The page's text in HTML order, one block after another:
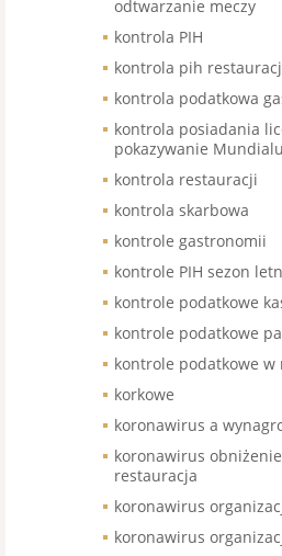
odtwarzanie meczy
kontrola PIH
kontrola pih
kontrola podatkowa
kontrola posiadania
pokazywanie Mundialu
kontrola restauracji
kontrola skarbowa
kontrole gastronomii
kontrole PIH sezon
kontrole podatkowe
kontrole podatkowe
kontrole podatkowe w
korkowe
koronawirus a
koronawirus
restauracja
koronawirus
koronawirus